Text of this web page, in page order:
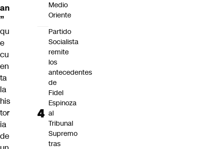
an
”
qu
e
cu
en
ta
la
his
tor
ia
de
Medio
Oriente
Partido
Socialista
remite
los
antecedentes
de
Fidel
Espinoza
al
Tribunal
Supremo
tras